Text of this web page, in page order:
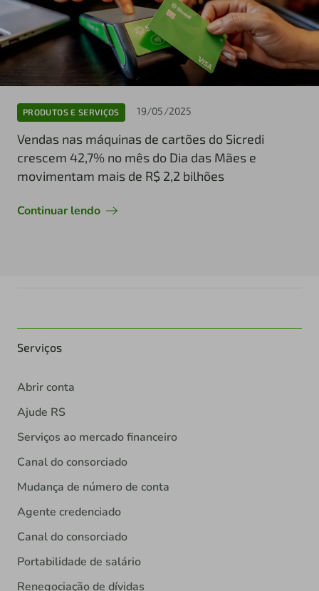
PRODUTOS E SERVIÇOS 19/05/2025
Vendas nas máquinas de cartões do Sicredi
crescem 42,7% no mês do Dia das Mães e
movimentam mais de R$ 2,2 bilhões
Continuar lendo
Serviços
Abrir conta
Ajude RS
Serviços ao mercado financeiro
Canal do consorciado
Mudança de número de conta
Agente credenciado
Canal do consorciado
Portabilidade de salário
Renegociação de dívidas